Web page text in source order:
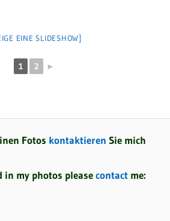
EINE SLIDESHOW]
1 2 ►
Fotos kontaktieren Sie mich
in my photos pleasecontact me: